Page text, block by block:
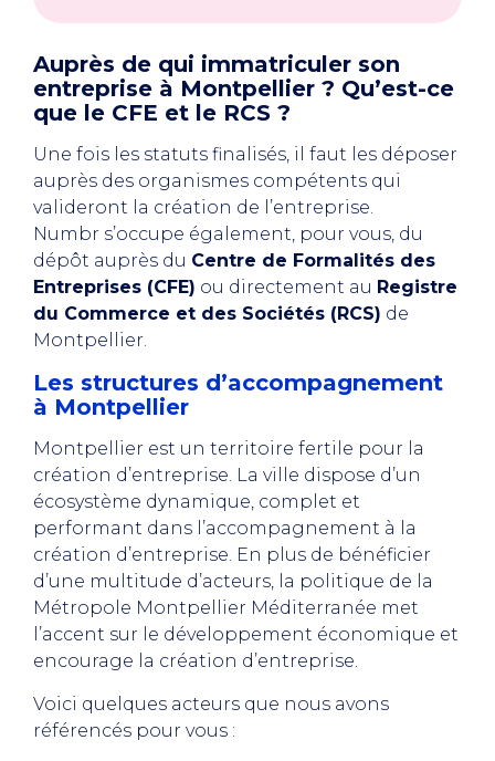
Auprès de qui immatriculer son
entreprise à Montpellier ? Qu’est-ce
que le CFE et le RCS ?
Une fois les statuts finalisés, il faut les déposer
auprès des organismes compétents qui
valideront la création de l’entreprise.
Numbr s’occupe également, pour vous, du
dépôt auprès du Centre de Formalités des
Entreprises (CFE) ou directement au Registre
du Commerce et des Sociétés (RCS) de
Montpellier.
Les structures d’accompagnement
à Montpellier
Montpellier est un territoire fertile pour la
création d’entreprise. La ville dispose d’un
écosystème dynamique, complet et
performant dans l’accompagnement à la
création d’entreprise. En plus de bénéficier
d’une multitude d’acteurs, la politique de la
Métropole Montpellier Méditerranée met
l’accent sur le développement économique et
encourage la création d’entreprise.
Voici quelques acteurs que nous avons
référencés pour vous :